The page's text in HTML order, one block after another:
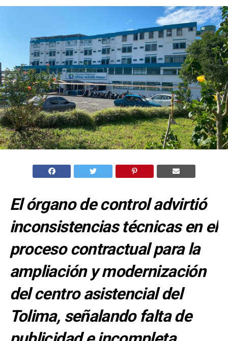
El órgano de control advirtió
inconsistencias técnicas en el
proceso contractual para la
ampliación y modernización
del centro asistencial del
Tolima, señalando falta de